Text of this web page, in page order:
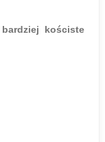
kościste